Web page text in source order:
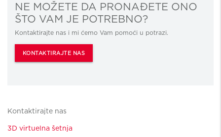
NE MOŽETE DA PRONAĐETE ONO
ŠTO VAM JE POTREBNO?
Kontaktirajte nas i mi ćemo Vam pomoći u potrazi.
KONTAKTIRAJTE NAS
Kontaktirajte nas
3D virtuelna šetnja